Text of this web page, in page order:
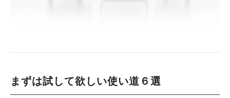
まずは試して欲しい使い道６選